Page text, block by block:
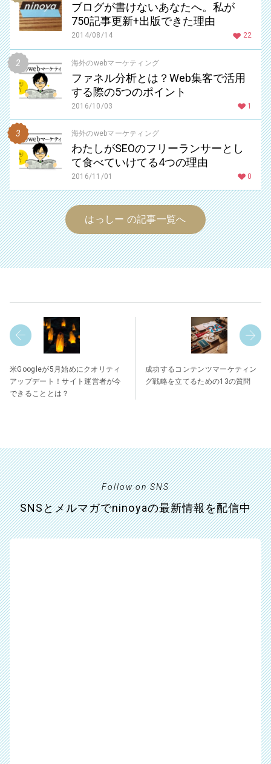
ブログが書けないあなたへ。私が
750記事更新+出版できた理由
2014/08/14 22
海外のwebマーケティング
ファネル分析とは？Web集客で活用
する際の5つのポイント
2016/10/03 1
海外のwebマーケティング
わたしがSEOのフリーランサーとし
て食べていけてる4つの理由
2016/11/01 0
はっしー の記事一覧へ
米Googleが5月始めにクオリティ
アップデート！サイト運営者が今
できることとは？
成功するコンテンツマーケティン
グ戦略を立てるための13の質問
Follow on SNS
SNSとメルマガでninoyaの最新情報を配信中